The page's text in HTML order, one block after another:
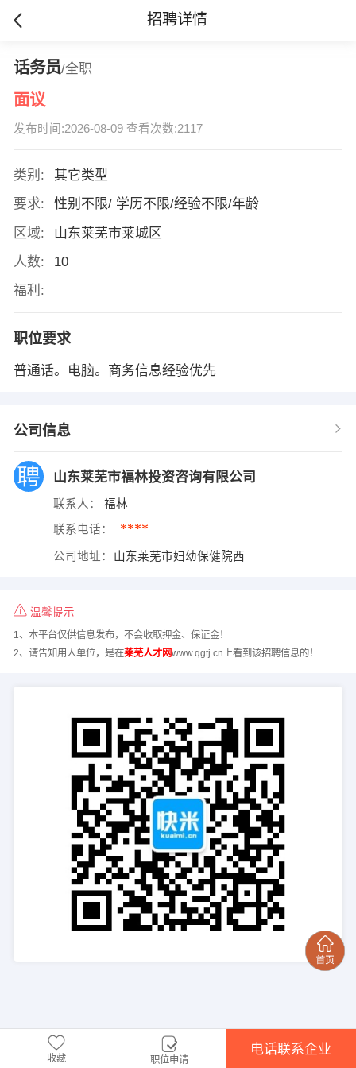
招聘详情
话务员/全职
面议
发布时间:2026-08-09 查看次数:2117
类别:
其它类型
要求:
性别不限/ 学历不限/经验不限/年龄
区域:
山东莱芜市莱城区
人数:
10
福利:
职位要求
普通话。电脑。商务信息经验优先
公司信息
山东莱芜市福林投资咨询有限公司
联系人： 福林
联系电话： ****
公司地址： 山东莱芜市妇幼保健院西
温馨提示
1、本平台仅供信息发布，不会收取押金、保证金！
2、请告知用人单位，是在莱芜人才网www.qgtj.cn上看到该招聘信息的！
收藏 职位申请
电话联系企业